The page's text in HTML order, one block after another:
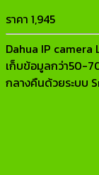
ราคา 1,945
Dahua IP camera
เก็บข้อมูลกว่า50-
กลางคืนด้วยระบบ